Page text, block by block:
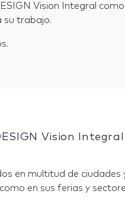
Vision Integral
su trabajo.
Vision Integral
en multitud de ciudades
en sus ferias y